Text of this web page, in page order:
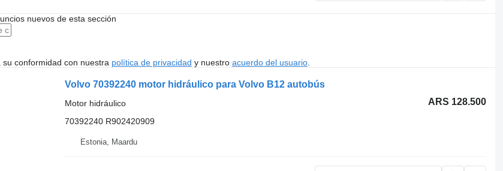
nuevos de esta sección
conformidad con nuestra política de privacidad y nuestro acuerdo del usuario.
Volvo 70392240 motor hidráulico para Volvo B12 autobús
ARS 128.500
Motor hidráulico
70392240 R902420909
Estonia, Maardu